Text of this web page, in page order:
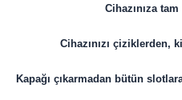
Cihazınıza
Cihazınızı çiziklerden,
Kapağı çıkarmadan bütün